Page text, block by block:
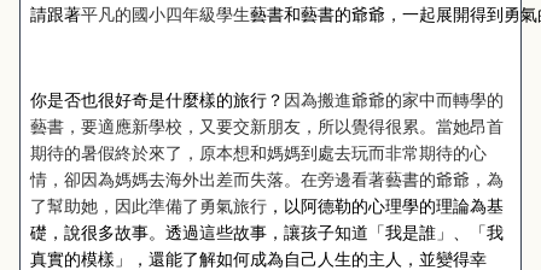
請跟著平凡的國小四年級學生藝書和藝書的爺爺， 一起展開得到勇
你是否也很好奇是什麼樣的旅行？ 因為搬進爺爺的家中而轉學的
藝書，要適應新學校，又要交新朋友，所以覺得很累。當她昂首
期待的暑假終於來了，原本想和媽媽到處去玩而非常期待的心
情，卻因為媽媽去海外出差而失落。在旁邊看著藝書的爺爺，為
了幫助她，因此準備了勇氣旅行 ，以阿德勒的心理學的理論為基
礎，說很多故事。透過這些故事，讓孩子知道「我是誰」、「我
真實的模樣」，還能了解如何成為自己人生的主人，並變得幸